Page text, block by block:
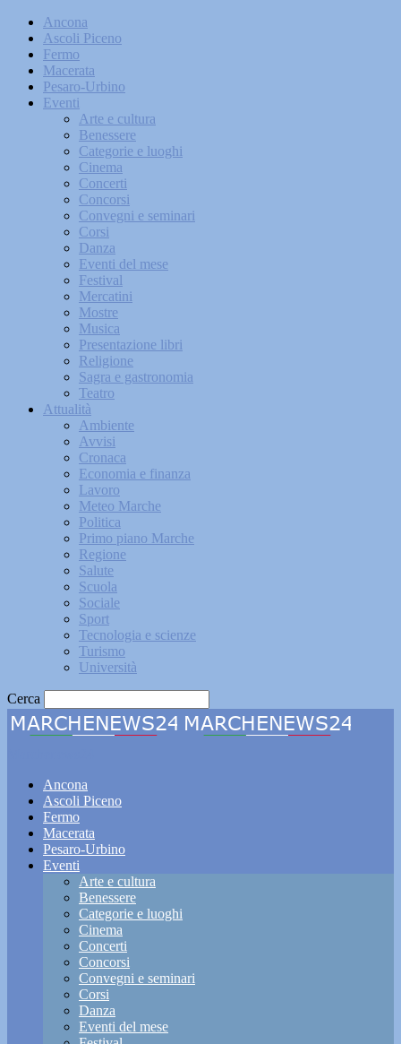
Ancona
Ascoli Piceno
Fermo
Macerata
Pesaro-Urbino
Eventi
Arte e cultura
Benessere
Categorie e luoghi
Cinema
Concerti
Concorsi
Convegni e seminari
Corsi
Danza
Eventi del mese
Festival
Mercatini
Mostre
Musica
Presentazione libri
Religione
Sagra e gastronomia
Teatro
Attualità
Ambiente
Avvisi
Cronaca
Economia e finanza
Lavoro
Meteo Marche
Politica
Primo piano Marche
Regione
Salute
Scuola
Sociale
Sport
Tecnologia e scienze
Turismo
Università
Cerca
Ancona
Ascoli Piceno
Fermo
Macerata
Pesaro-Urbino
Eventi
Arte e cultura
Benessere
Categorie e luoghi
Cinema
Concerti
Concorsi
Convegni e seminari
Corsi
Danza
Eventi del mese